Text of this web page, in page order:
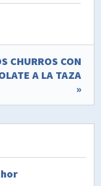
CHURROS CON
A LA TAZA
»